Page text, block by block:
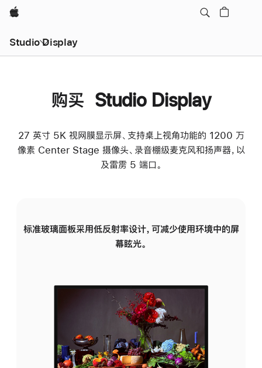
Apple
Studio Display
购买 Studio Display
27 英寸 5K 视网膜显示屏、支持桌上视角功能的 1200 万
像素 Center Stage 摄像头、录音棚级麦克风和扬声器，以
及雷雳 5 端口。
标准玻璃面板采用低反射率设计，可减少使用环境中的屏
幕眩光。